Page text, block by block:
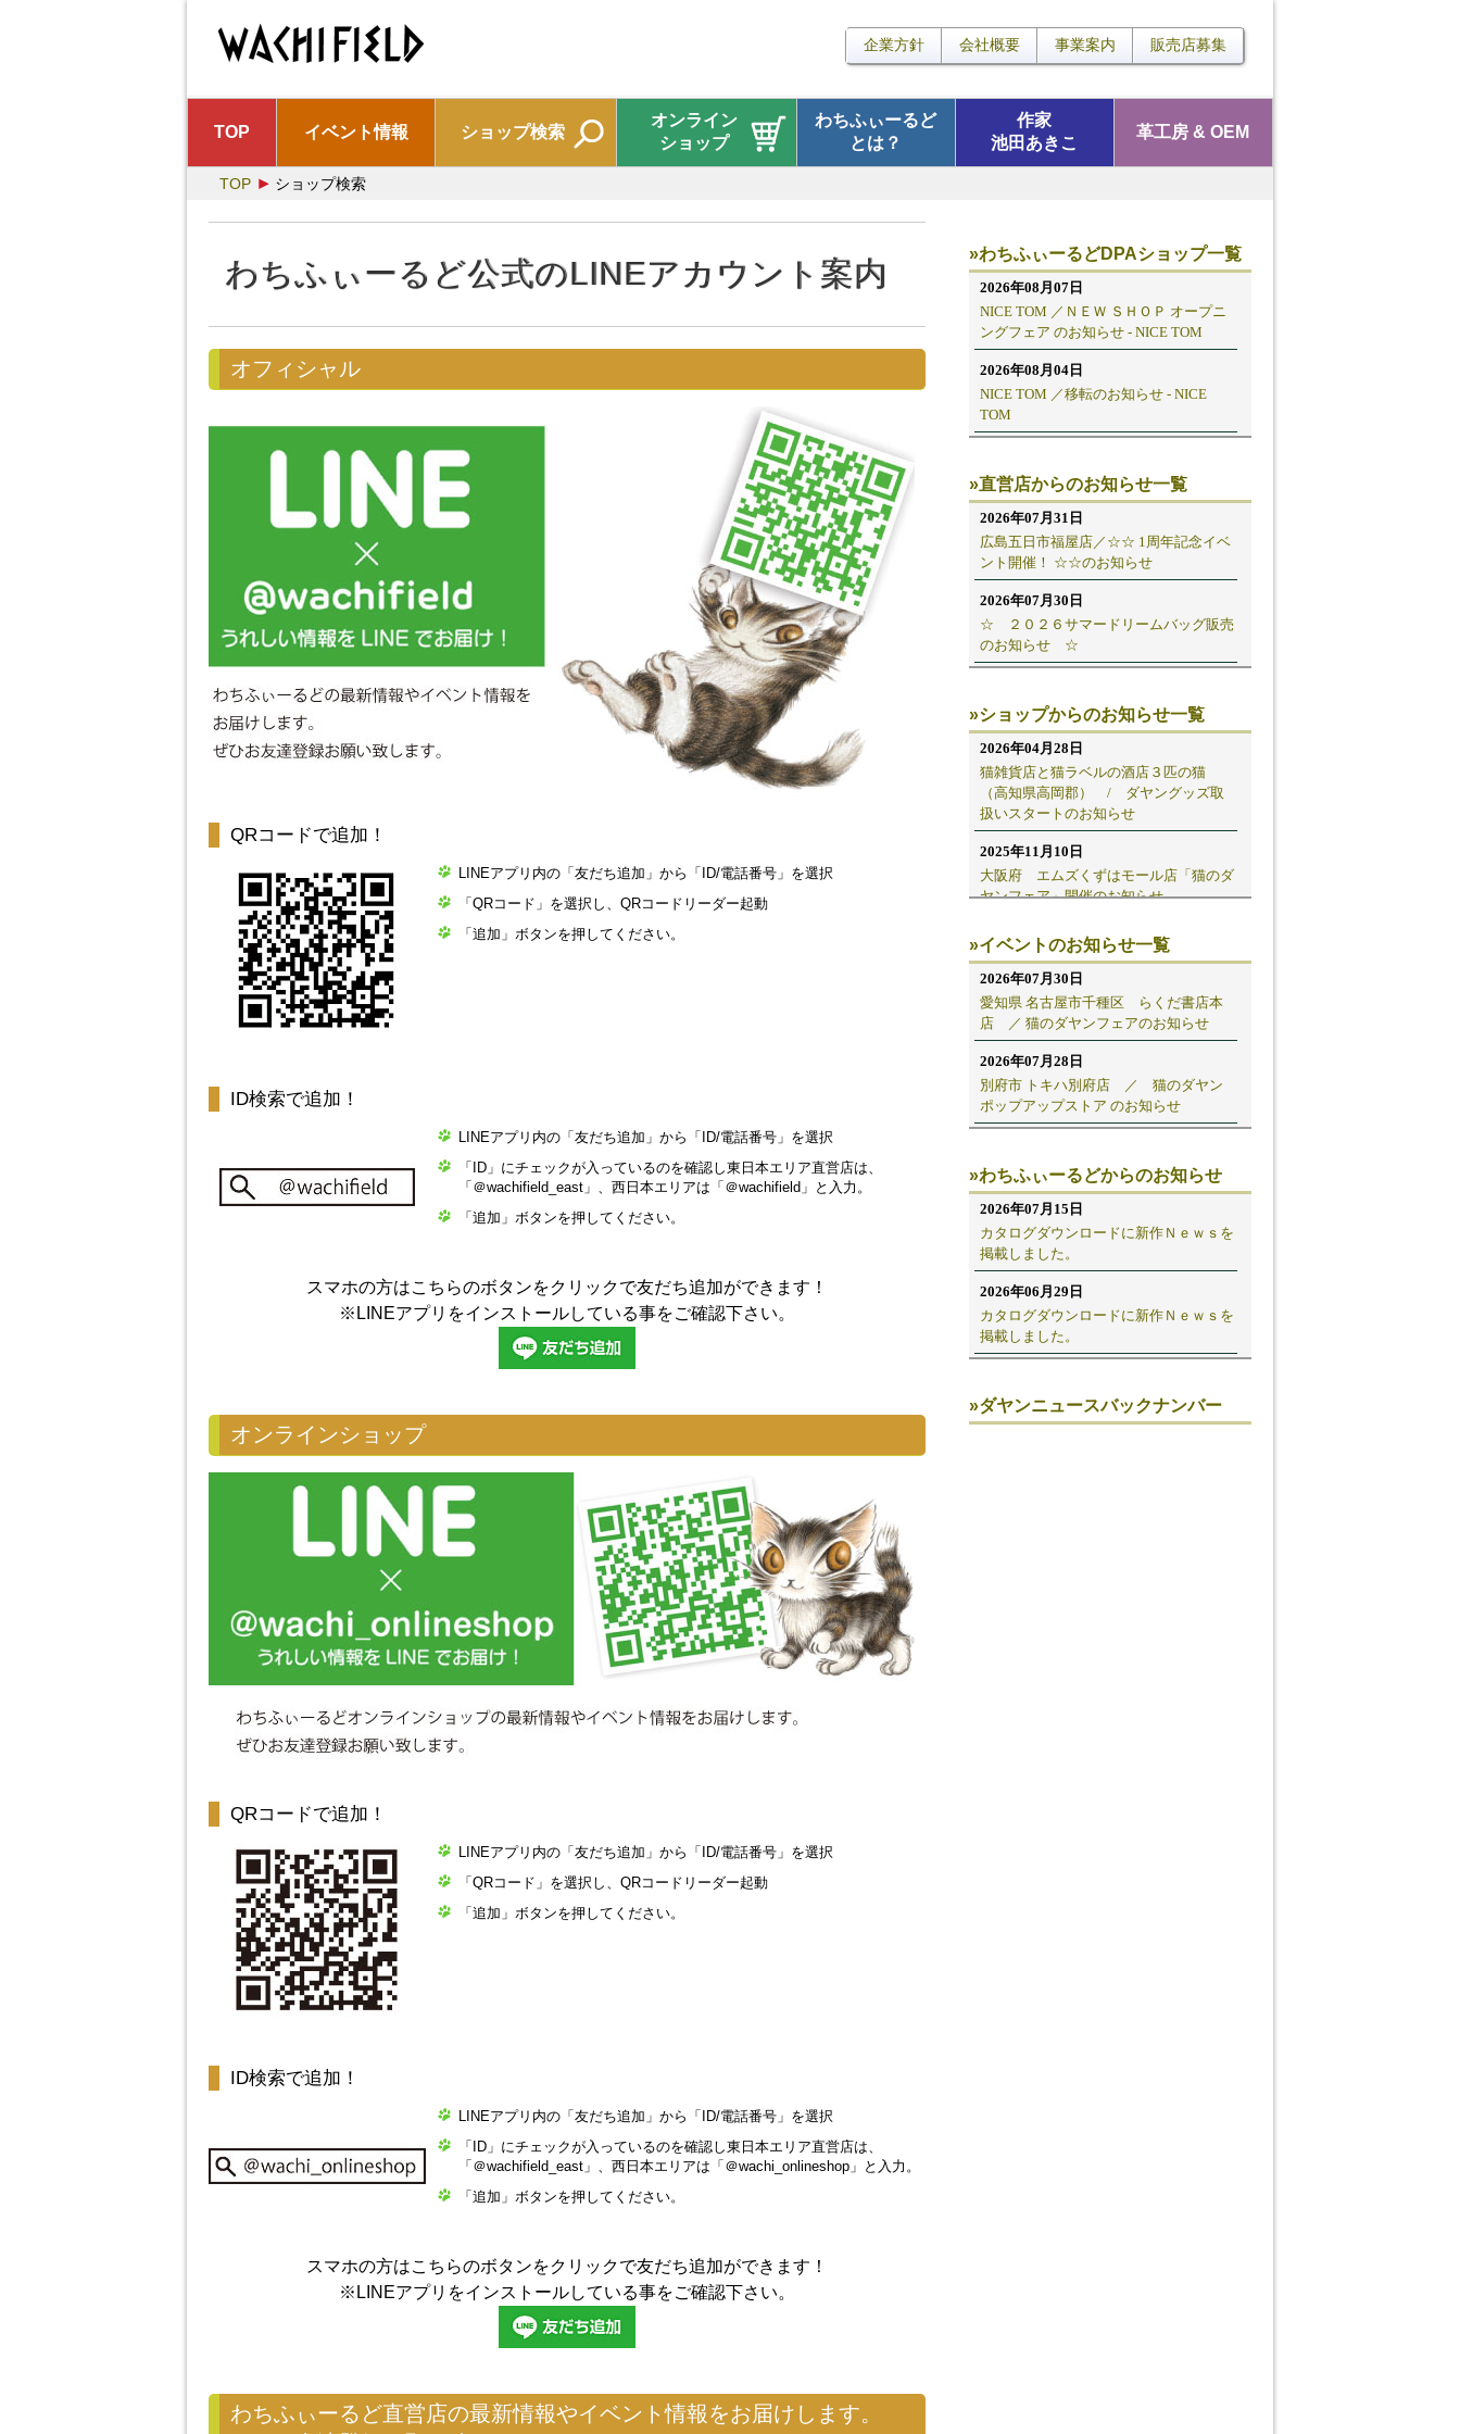
企業方針 会社概要 事業案内 販売店募集
TOP イベント情報 ショップ検索
オンライン
ショップ
わちふぃーるど
とは？
作家
池田あきこ
革工房 & OEM
TOP ショップ検索
わちふぃーるど公式のLINEアカウント案内
オフィシャル
QRコードで追加！
LINEアプリ内の「友だち追加」から「ID/電話番号」を選択
「QRコード」を選択し、QRコードリーダー起動
「追加」ボタンを押してください。
ID検索で追加！
LINEアプリ内の「友だち追加」から「ID/電話番号」を選択
「ID」にチェックが入っているのを確認し東日本エリア直営店は、
「＠wachifield_east」、西日本エリアは「＠wachifield」と入力。
「追加」ボタンを押してください。
スマホの方はこちらのボタンをクリックで友だち追加ができます！
※LINEアプリをインストールしている事をご確認下さい。
オンラインショップ
QRコードで追加！
LINEアプリ内の「友だち追加」から「ID/電話番号」を選択
「QRコード」を選択し、QRコードリーダー起動
「追加」ボタンを押してください。
ID検索で追加！
LINEアプリ内の「友だち追加」から「ID/電話番号」を選択
「ID」にチェックが入っているのを確認し東日本エリア直営店は、
「＠wachifield_east」、西日本エリアは「＠wachi_onlineshop」と入力。
「追加」ボタンを押してください。
スマホの方はこちらのボタンをクリックで友だち追加ができます！
※LINEアプリをインストールしている事をご確認下さい。
わちふぃーるど直営店の最新情報やイベント情報をお届けします。
»わちふぃーるどDPAショップ一覧
»直営店からのお知らせ一覧
»ショップからのお知らせ一覧
»イベントのお知らせ一覧
»わちふぃーるどからのお知らせ
»ダヤンニュースバックナンバー